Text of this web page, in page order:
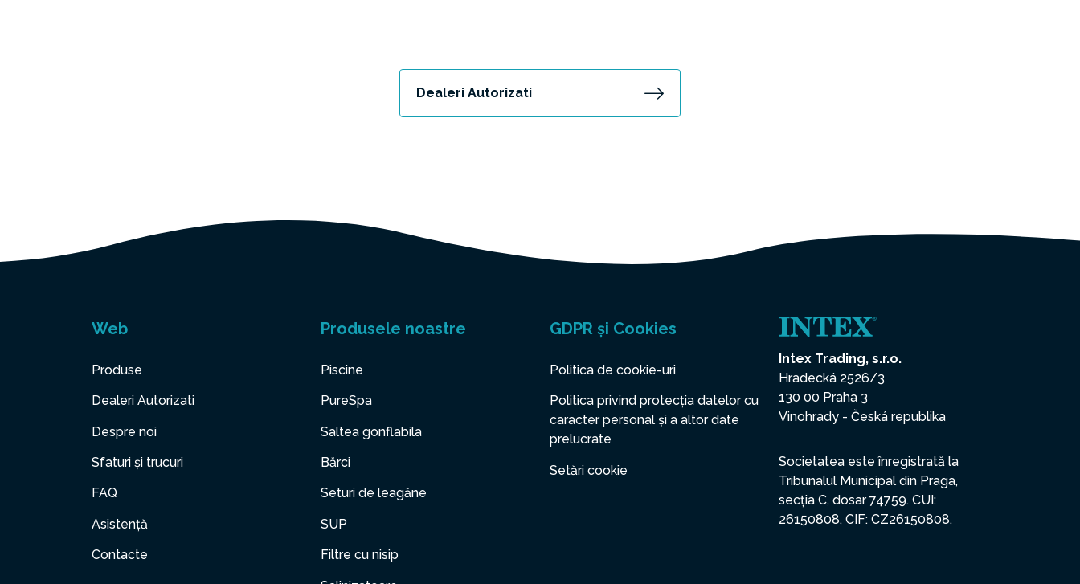
Dealeri Autorizati
Web
Produse
Dealeri Autorizati
Despre noi
Sfaturi și trucuri
FAQ
Asistență
Contacte
Produsele noastre
Piscine
PureSpa
Saltea gonflabila
Bărci
Seturi de leagăne
SUP
Filtre cu nisip
GDPR și Cookies
Politica de cookie-uri
Politica privind protecția datelor cu
caracter personal și a altor date
prelucrate
Setări cookie
Intex Trading, s.r.o.
Hradecká 2526/3
130 00 Praha 3
Vinohrady - Česká republika
Societatea este înregistrată la
Tribunalul Municipal din Praga,
secția C, dosar 74759. CUI:
26150808, CIF: CZ26150808.